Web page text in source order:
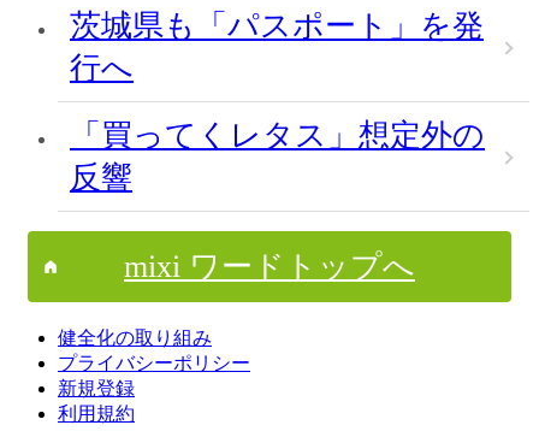
茨城県も「パスポート」を発
行へ
「買ってくレタス」想定外の
反響
mixi ワードトップへ
健全化の取り組み
プライバシーポリシー
新規登録
利用規約